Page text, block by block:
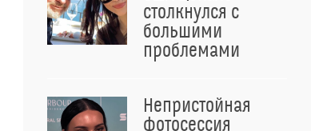
столкнулся с
большими
проблемами
Непристойная
фотосессия